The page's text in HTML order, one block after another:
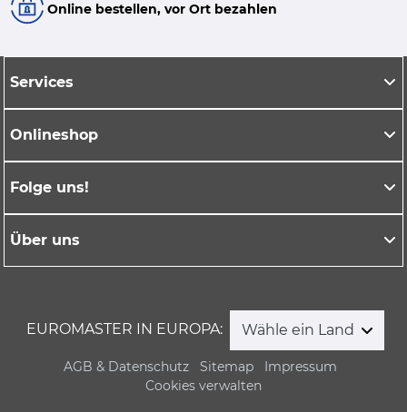
Online bestellen, vor Ort bezahlen
Services
Onlineshop
Folge uns!
Über uns
EUROMASTER IN EUROPA: Wähle ein Land
AGB & Datenschutz Sitemap
Impressum
Cookies verwalten